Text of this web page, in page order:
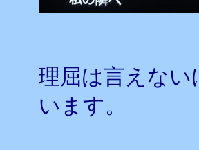
理屈は言えな
います。